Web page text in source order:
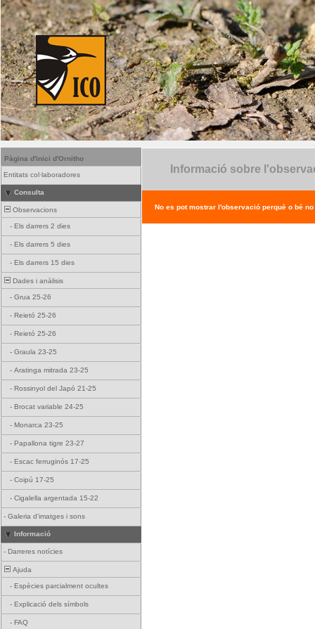
Pàgina d'inici d'Ornitho
Entitats col·laboradores
Consulta
Observacions
- Els darrers 2 dies
- Els darrers 5 dies
- Els darrers 15 dies
Dades i anàlisis
- Grua 25-26
- Reietó 25-26
- Reietó 25-26
- Graula 23-25
- Aratinga mitrada 23-25
- Rossinyol del Japó 21-25
- Brocat variable 24-25
- Monarca 23-25
- Papallona tigre 23-27
- Escac ferruginós 17-25
- Coipú 17-25
- Cigalella argentada 15-22
- Galeria d'imatges i sons
Informació
- Darreres notícies
Ajuda
- Espècies parcialment ocultes
- Explicació dels símbols
- FAQ
Informació sobre
No es pot mostrar l'observació perquè o bé